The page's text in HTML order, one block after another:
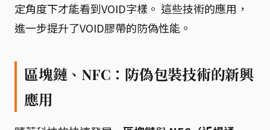
定角度下才能看到VOID字樣。 這些技術的應用，
進一步提升了VOID膠帶的防偽性能。
區塊鏈、NFC：防偽包裝技術的新興
應用